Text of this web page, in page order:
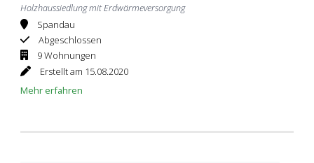
Holzhaussiedlung mit Erdwärmeversorgung
Spandau
Abgeschlossen
9 Wohnungen
Erstellt am 15.08.2020
Mehr erfahren